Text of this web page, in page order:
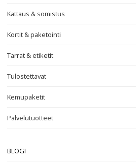
Kattaus & somistus
Kortit & paketointi
Tarrat & etiketit
Tulostettavat
Kemupaketit
Palvelutuotteet
BLOGI